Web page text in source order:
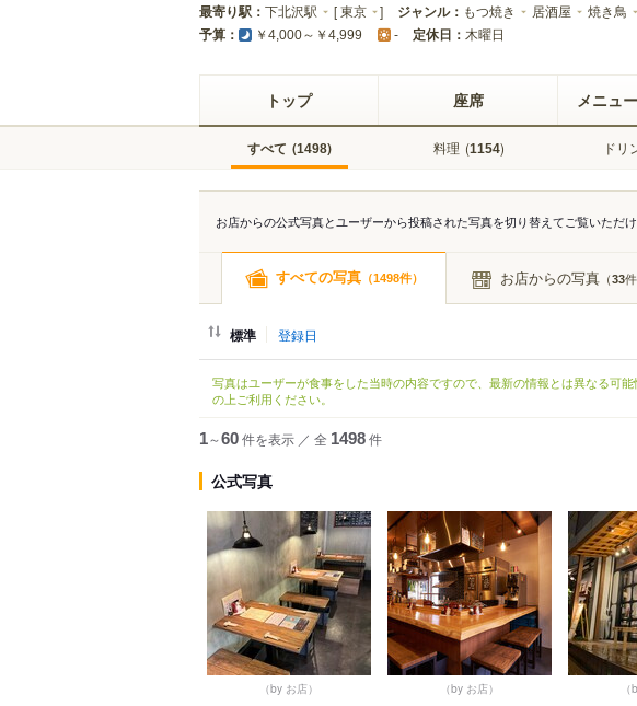
最寄り駅： 下北沢駅 [東京 ] ジャンル： もつ焼き 居酒屋 焼き鳥
予算： ￥4,000～￥4,999 - 定休日： 木曜日
トップ 座席 メニュ
すべて (1498) 料理 (1154) ドリ
お店からの公式写真とユーザーから投稿された写真を切り替えてご覧いただけ
すべての写真（1498件） お店からの写真（33件
標準 登録日
写真はユーザーが食事をした当時の内容ですので、最新の情報とは異なる可
の上ご利用ください。
1～60件を表示 ／ 全 1498件
公式写真
（by お店） （by お店）